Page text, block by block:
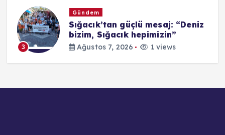
3
Gündem
Sığacık’tan güçlü mesaj: “Deniz
bizim, Sığacık hepimizin”
Ağustos 7, 2026 1 views